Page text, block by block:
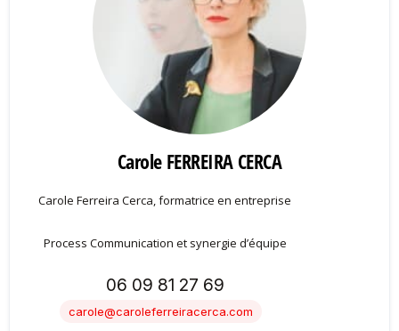
Carole FERREIRA CERCA
Carole Ferreira Cerca, formatrice en entreprise
Process Communication et synergie d’équipe
06 09 81 27 69
carole@caroleferreiracerca.com